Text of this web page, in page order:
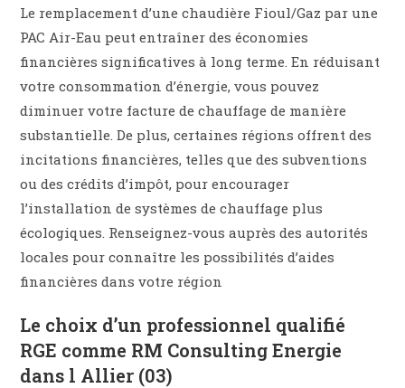
Le remplacement d’une chaudière Fioul/Gaz par une
PAC Air-Eau peut entraîner des économies
financières significatives à long terme. En réduisant
votre consommation d’énergie, vous pouvez
diminuer votre facture de chauffage de manière
substantielle. De plus, certaines régions offrent des
incitations financières, telles que des subventions
ou des crédits d’impôt, pour encourager
l’installation de systèmes de chauffage plus
écologiques. Renseignez-vous auprès des autorités
locales pour connaître les possibilités d’aides
financières dans votre région
Le choix d’un professionnel qualifié
RGE comme RM Consulting Energie
dans l Allier (03)